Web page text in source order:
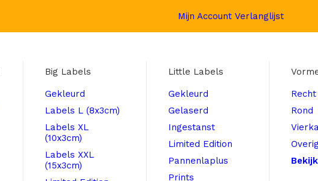
Mijn Account Verlanglijst
Big Labels
Gekleurd
Labels L (8x3cm)
Labels XL
(10x3cm)
Labels XXL
(15x3cm)
Little Labels
Gekleurd
Gelaserd
Ingestanst
Limited Edition
Pannenlaplus
Prints
Recht
Rond